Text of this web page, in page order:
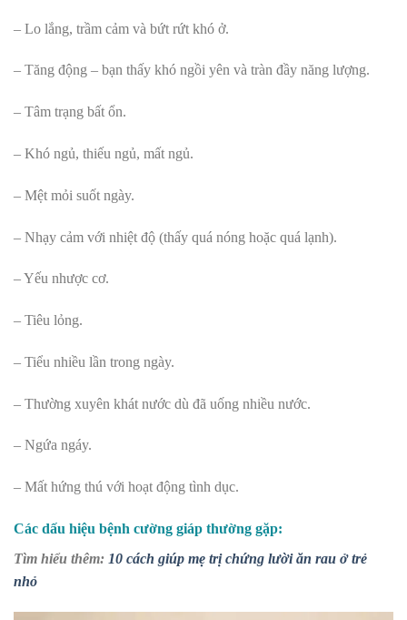
– Lo lắng, trầm cảm và bứt rứt khó ở.
– Tăng động – bạn thấy khó ngồi yên và tràn đầy năng lượng.
– Tâm trạng bất ổn.
– Khó ngủ, thiếu ngủ, mất ngủ.
– Mệt mỏi suốt ngày.
– Nhạy cảm với nhiệt độ (thấy quá nóng hoặc quá lạnh).
– Yếu nhược cơ.
– Tiêu lỏng.
– Tiểu nhiều lần trong ngày.
– Thường xuyên khát nước dù đã uống nhiều nước.
– Ngứa ngáy.
– Mất hứng thú với hoạt động tình dục.
Các dấu hiệu bệnh cường giáp thường gặp:
Tìm hiểu thêm: 10 cách giúp mẹ trị chứng lười ăn rau ở trẻ
nhỏ